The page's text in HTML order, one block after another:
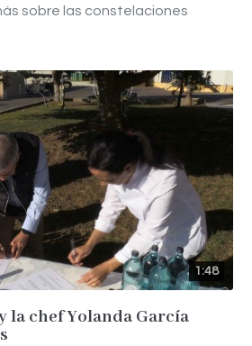
sobre las constelaciones
1:48
la chef Yolanda García